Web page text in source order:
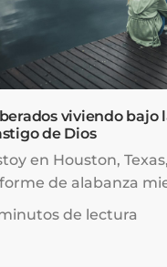
viviendo bajo
de Dios
en Houston,
de alabanza
regresar a la
de lectura